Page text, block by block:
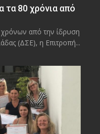
τα 80 χρόνια από
από την ίδρυση
(ΔΣΕ), η Επιτροπή...